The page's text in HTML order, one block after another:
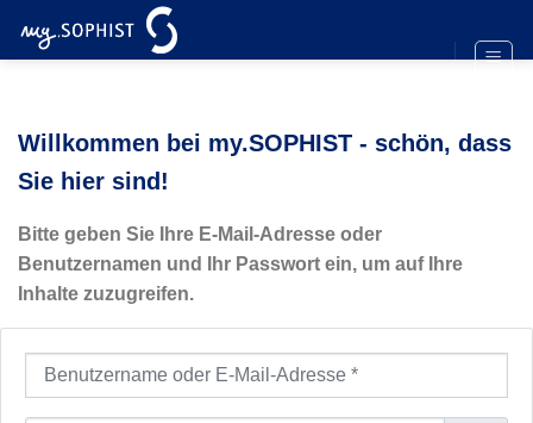
Inhalt
Willkommen bei my.SOPHIST - schön, dass
Sie hier sind!
Bitte geben Sie Ihre E-Mail-Adresse oder
Benutzernamen und Ihr Passwort ein, um auf Ihre
Inhalte zuzugreifen.
Benutzername oder E-Mail-Adresse